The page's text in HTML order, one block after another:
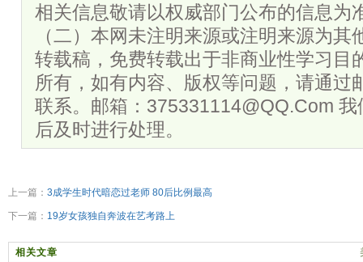
相关信息敬请以权威部门公布的信息为
（二）本网未注明来源或注明来源为其
转载稿，免费转载出于非商业性学习目
所有，如有内容、版权等问题，请通过
联系。邮箱：375331114@QQ.Com
后及时进行处理。
上一篇： 3成学生时代暗恋过老师 80后比例最高
下一篇： 19岁女孩独自奔波在艺考路上
相关文章